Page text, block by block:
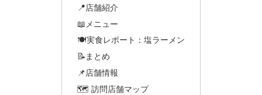
📍店舗紹介
📖メニュー
🍽️実食レポート：塩ラーメン
📝まとめ
📌店舗情報
🗺️ 訪問店舗マップ